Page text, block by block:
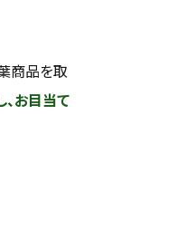
商品を取
お目当て